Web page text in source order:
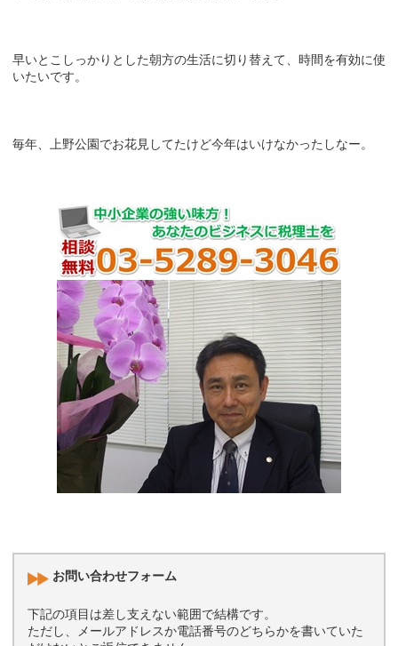
早いとこしっかりとした朝方の生活に切り替えて、時間を有効に使
いたいです。
毎年、上野公園でお花見してたけど今年はいけなかったしなー。
お問い合わせフォーム
下記の項目は差し支えない範囲で結構です。
ただし、メールアドレスか電話番号のどちらかを書いていた